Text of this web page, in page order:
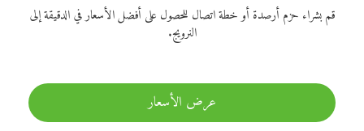
قم بشراء حزم أرصدة أو خطة اتصال للحصول على أفضل الأسعار في الدقيقة إلى
النرويج.
عرض الأسعار